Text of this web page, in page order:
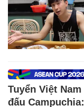
Tuyển Việt
đấu